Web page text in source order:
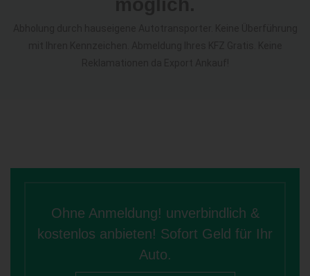
Ohne Anmeldung! unverbindlich &
kostenlos anbieten! Sofort Geld für Ihr
Auto.